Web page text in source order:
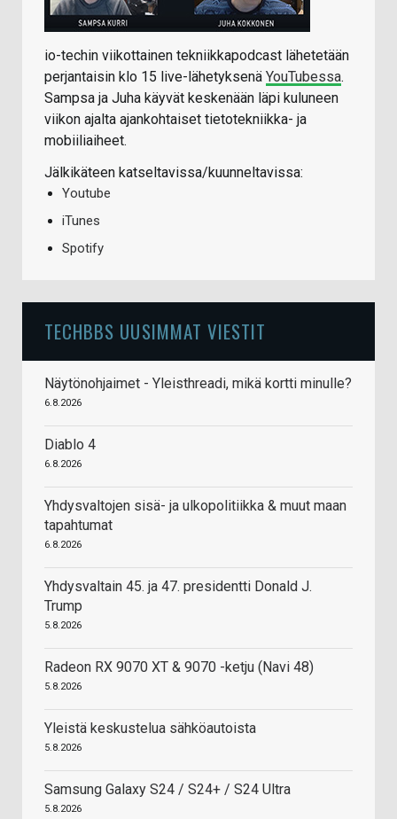
io-techin viikottainen tekniikkapodcast lähetetään
perjantaisin klo 15 live-lähetyksenä YouTubessa.
Sampsa ja Juha käyvät keskenään läpi kuluneen
viikon ajalta ajankohtaiset tietotekniikka- ja
mobiiliaiheet.
Jälkikäteen katseltavissa/kuunneltavissa:
Youtube
iTunes
Spotify
TECHBBS UUSIMMAT VIESTIT
Näytönohjaimet - Yleisthreadi, mikä kortti minulle?
6.8.2026
Diablo 4
6.8.2026
Yhdysvaltojen sisä- ja ulkopolitiikka & muut maan
tapahtumat
6.8.2026
Yhdysvaltain 45. ja 47. presidentti Donald J.
Trump
5.8.2026
Radeon RX 9070 XT & 9070 -ketju (Navi 48)
5.8.2026
Yleistä keskustelua sähköautoista
5.8.2026
Samsung Galaxy S24 / S24+ / S24 Ultra
5.8.2026